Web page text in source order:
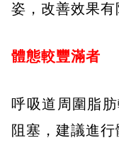
姿，改善效果有
體態較豐滿者
呼吸道周圍脂
阻塞，建議進行